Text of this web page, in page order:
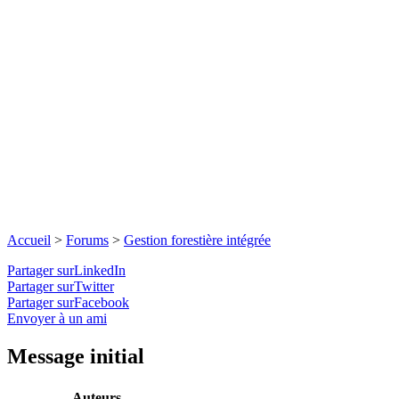
Accueil > Forums > Gestion forestière intégrée
Partager surLinkedIn
Partager surTwitter
Partager surFacebook
Envoyer à un ami
Message initial